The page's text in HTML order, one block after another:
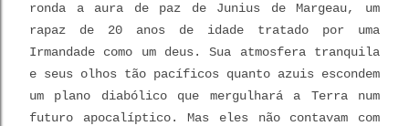
ronda a aura de paz de Junius de Margeau, um
rapaz de 20 anos de idade tratado por uma
Irmandade como um deus. Sua atmosfera tranquila
e seus olhos tão pacíficos quanto azuis escondem
um plano diabólico que mergulhará a Terra num
futuro apocalíptico. Mas eles não contavam com